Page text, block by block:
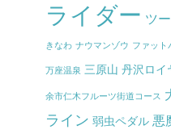
ライダー ツ
きなわ ナウマンゾウ ファット
万座温泉 三原山 丹沢ロイ
余市仁木フルーツ街道コース
ライン 弱虫ペダル 悪